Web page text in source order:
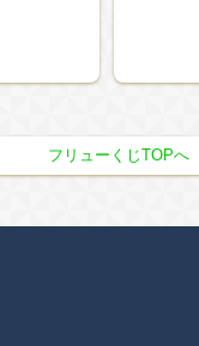
フリューくじTOPへ